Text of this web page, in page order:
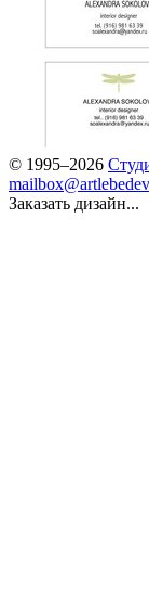
© 1995–2026
Заказать дизайн...